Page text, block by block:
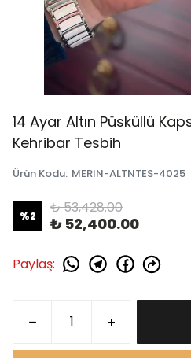
14 Ayar Altın Püsküllü
Kehribar Tesbih
Ürün Kodu: MERIN-ALTNTES-4025
%2 ₺ 53,428.00
₺ 52,400.00
Paylaş: